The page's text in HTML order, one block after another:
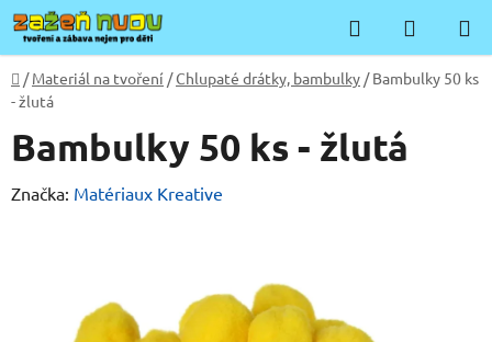
Přejít
na
obsah
Hledat
KOŠÍK
Domů
/ Materiál na tvoření /Chlupaté drátky, bambulky / Bambulky 50 ks
- žlutá
Bambulky 50 ks - žlutá
Značka: Matériaux Kreative